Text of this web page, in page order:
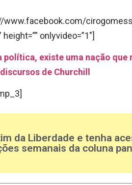
www.facebook.com/
onlyvideo=”1″]
política, existe uma nação que
de Churchill
da Liberdade e tenha
semanais da coluna